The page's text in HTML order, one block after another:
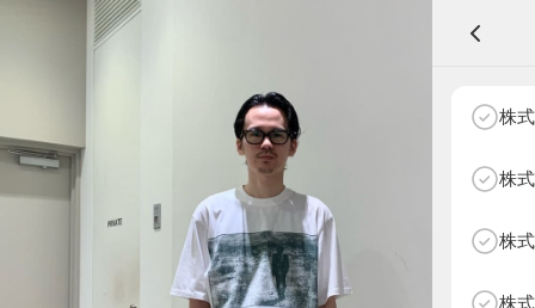
物販部門 NEXT AGE
A
株
株
株
株